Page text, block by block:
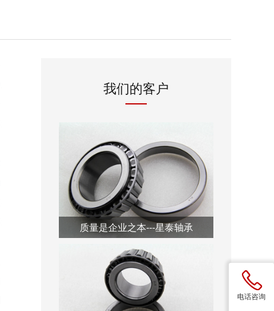
我们的客户
质量是企业之本---星泰轴承
电话咨询